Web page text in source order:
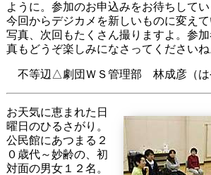
ように。参加のお申込みをお待ちしてい
今回からデジカメを新しいものに変え
写真、次回もたくさん撮りますよ。参
真もどうぞ楽しみになさってくださいね
不等辺△劇団ＷＳ管理部 林成彦（は
お天気に恵まれた日
曜日のひるさがり。
公民館にあつまる２
０歳代～妙齢の、初
対面の男女１２名。